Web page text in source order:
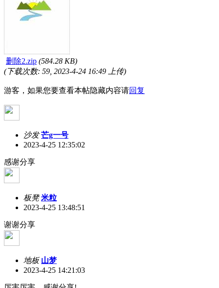
删除2.zip (584.28 KB)
(下载次数: 59, 2023-4-24 16:49 上传)
游客，如果您要查看本帖隐藏内容请回复
沙发 芒g一号
2023-4-25 12:35:02
感谢分享
板凳 米粒
2023-4-25 13:48:51
谢谢分享
地板 山梦
2023-4-25 14:21:03